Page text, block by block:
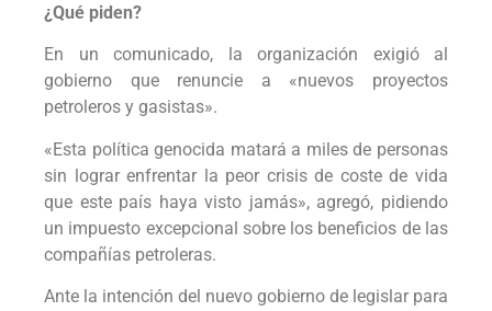
¿Qué piden?
En un comunicado, la organización exigió al
gobierno que renuncie a «nuevos proyectos
petroleros y gasistas».
«Esta política genocida matará a miles de personas
sin lograr enfrentar la peor crisis de coste de vida
que este país haya visto jamás», agregó, pidiendo
un impuesto excepcional sobre los beneficios de las
compañías petroleras.
Ante la intención del nuevo gobierno de legislar para